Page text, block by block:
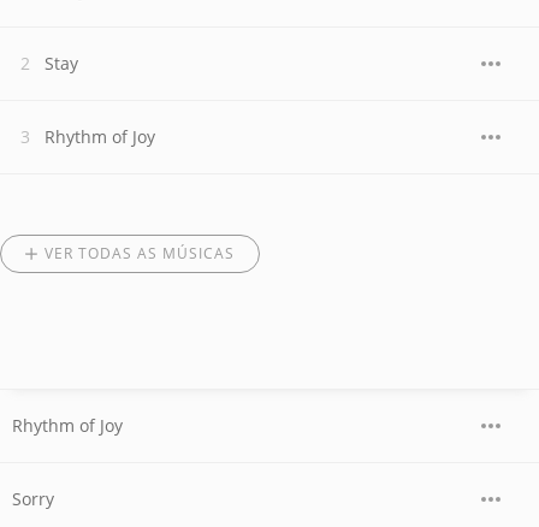
Stay
Rhythm of Joy
VER TODAS AS MÚSICAS
Rhythm of Joy
Sorry